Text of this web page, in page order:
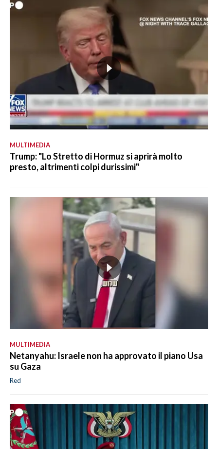
MULTIMEDIA
Trump: "Lo Stretto di Hormuz si aprirà molto
presto, altrimenti colpi durissimi"
MULTIMEDIA
Netanyahu: Israele non ha approvato il piano Usa
su Gaza
Red